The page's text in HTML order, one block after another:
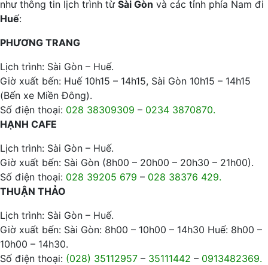
như thông tin lịch trình từ Sài Gòn và các tỉnh phía Nam đi
Huế:
PHƯƠNG TRANG
Lịch trình: Sài Gòn – Huế.
Giờ xuất bến: Huế 10h15 – 14h15, Sài Gòn 10h15 – 14h15
(Bến xe Miền Đông).
Số điện thoại: 028 38309309 – 0234 3870870.
HẠNH CAFE
Lịch trình: Sài Gòn – Huế.
Giờ xuất bến: Sài Gòn (8h00 – 20h00 – 20h30 – 21h00).
Số điện thoại: 028 39205 679 – 028 38376 429.
THUẬN THẢO
Lịch trình: Sài Gòn – Huế.
Giờ xuất bến: Sài Gòn: 8h00 – 10h00 – 14h30 Huế: 8h00 –
10h00 – 14h30.
Số điện thoại: (028) 35112957 – 35111442 – 0913482369.